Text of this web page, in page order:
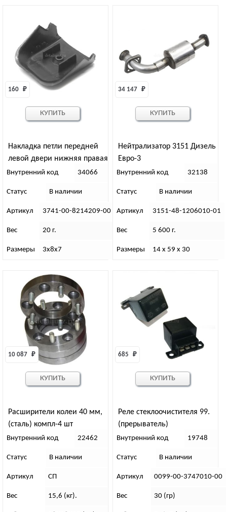
Накладка петли передней
левой двери нижняя правая
160 ₽
Внутренний код 34066
Статус В наличии
Артикул 3741-00-8214209-00
Вес 20 г.
Размеры 3х8х7
КУПИТЬ
Нейтрализатор 3151 Дизель
Евро-3
34 147 ₽
Внутренний код 32138
Статус В наличии
Артикул 3151-48-1206010-01
Вес 5 600 г.
Размеры 14 х 59 х 30
КУПИТЬ
Расширители колеи 40 мм,
(сталь) компл-4 шт
10 087 ₽
Внутренний код 22462
Статус В наличии
Артикул СП
Вес 15,6 (кг).
КУПИТЬ
Реле стеклоочистителя 99.
(прерыватель)
685 ₽
Внутренний код 19748
Статус В наличии
Артикул 0099-00-3747010-00
Вес 30 (гр)
КУПИТЬ